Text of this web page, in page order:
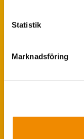
Statistik
Marknadsföring
Avbytarservice
Kokontrollen
Seminservice